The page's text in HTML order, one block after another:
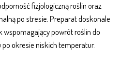
fizjologiczną roślin oraz
po stresie. Preparat doskonale
wspomagający powrót roślin do
okresie niskich temperatur.